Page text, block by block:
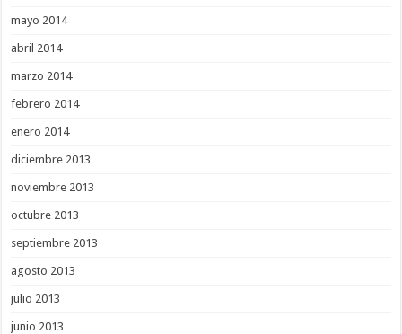
mayo 2014
abril 2014
marzo 2014
febrero 2014
enero 2014
diciembre 2013
noviembre 2013
octubre 2013
septiembre 2013
agosto 2013
julio 2013
junio 2013